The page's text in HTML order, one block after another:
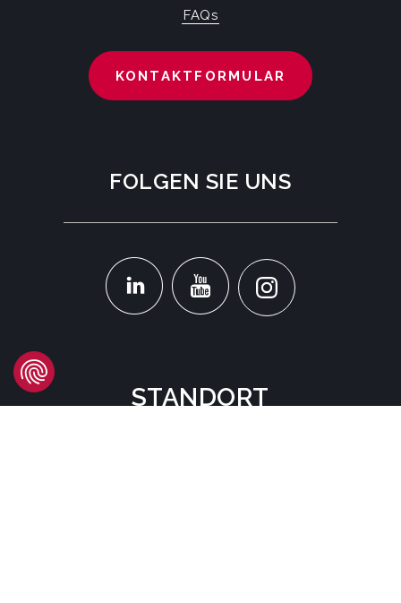
STANDORT
FAQs
KONTAKTFORMULAR
FOLGEN SIE UNS